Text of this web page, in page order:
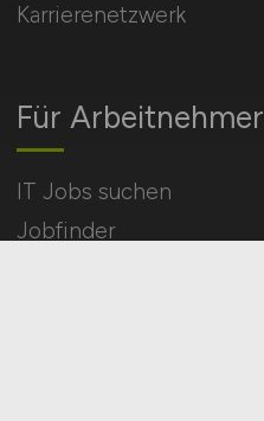
Für Arbeitnehmer
IT Jobs suchen
Jobfinder
Karrierenetzwerk